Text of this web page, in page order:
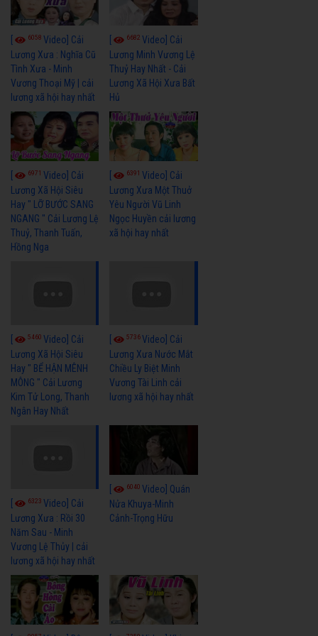
6058 Video] Cải
Lương Xưa : Nghĩa Cũ
Tình Xưa - Minh
Vương Thoại Mỹ | cải
lương xã hội hay nhất
6682Video] Cải
Lương Minh Vương Lệ
Thuỷ Hay Nhất - Cải
Lương Xã Hội Xưa Bất
Hủ
6971 Video] Cải
Lương Xã Hội Siêu
Hay " LỠ BƯỚC SANG
NGANG " Cải Lương Lệ
Thuỷ, Thanh Tuấn,
Hồng Nga
6391Video] Cải
Lương Xưa Một Thuở
Yêu Người Vũ Linh
Ngọc Huyền cải lương
xã hội hay nhất
5460 Video] Cải
Lương Xã Hội Siêu
Hay " BỂ HẬN MÊNH
MÔNG " Cải Lương
Kim Tử Long, Thanh
Ngân Hay Nhất
5736Video] Cải
Lương Xưa Nước Mắt
Chiều Ly Biệt Minh
Vương Tài Linh cải
lương xã hội hay nhất
6323 Video] Cải
Lương Xưa : Rồi 30
Năm Sau - Minh
Vương Lệ Thủy | cải
lương xã hội hay nhất
6040Video] Quán
Nửa Khuya-Minh
Cảnh-Trọng Hữu